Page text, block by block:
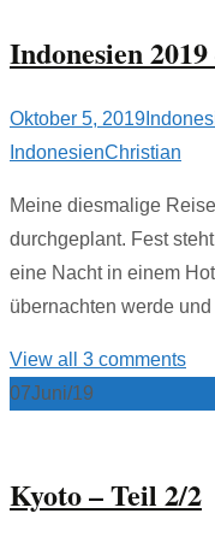
Indonesien
Oktober 5, 2019
IndonesienChristian
Meine diesmalige
durchgeplant. Fest
eine Nacht in einem
übernachten werde
View all 3 comments
07Juni/19
Kyoto – Teil 2/2